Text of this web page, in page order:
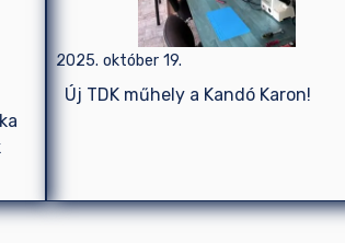
2025. október 19.
Új TDK műhely a Kandó Karon!